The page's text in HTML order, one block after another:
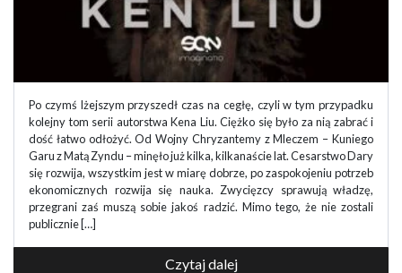
Po czymś lżejszym przyszedł czas na cegłę, czyli w tym przypadku
kolejny tom serii autorstwa Kena Liu. Ciężko się było za nią zabrać i
dość łatwo odłożyć. Od Wojny Chryzantemy z Mleczem – Kuniego
Garu z Matą Zyndu – minęło już kilka, kilkanaście lat. Cesarstwo Dary
się rozwija, wszystkim jest w miarę dobrze, po zaspokojeniu potrzeb
ekonomicznych rozwija się nauka. Zwycięzcy sprawują władzę,
przegrani zaś muszą sobie jakoś radzić. Mimo tego, że nie zostali
publicznie […]
Czytaj dalej